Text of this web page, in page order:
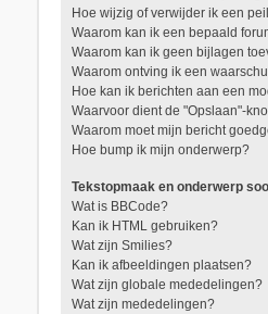
Hoe wijzig of verwijder ik een
Waarom kan ik een bepaald
Waarom kan ik geen bijlagen
Waarom ontving ik een
Hoe kan ik berichten aan een
Waarvoor dient de "Opslaan"-
Waarom moet mijn bericht
Hoe bump ik mijn onderwerp?
Tekstopmaak en onderwerp
Wat is BBCode?
Kan ik HTML gebruiken?
Wat zijn Smilies?
Kan ik afbeeldingen plaatsen?
Wat zijn globale mededelingen?
Wat zijn mededelingen?